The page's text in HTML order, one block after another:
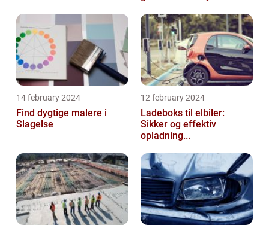
14 february 2024
Find dygtige malere i
Slagelse
12 february 2024
Ladeboks til elbiler:
Sikker og effektiv
opladning...